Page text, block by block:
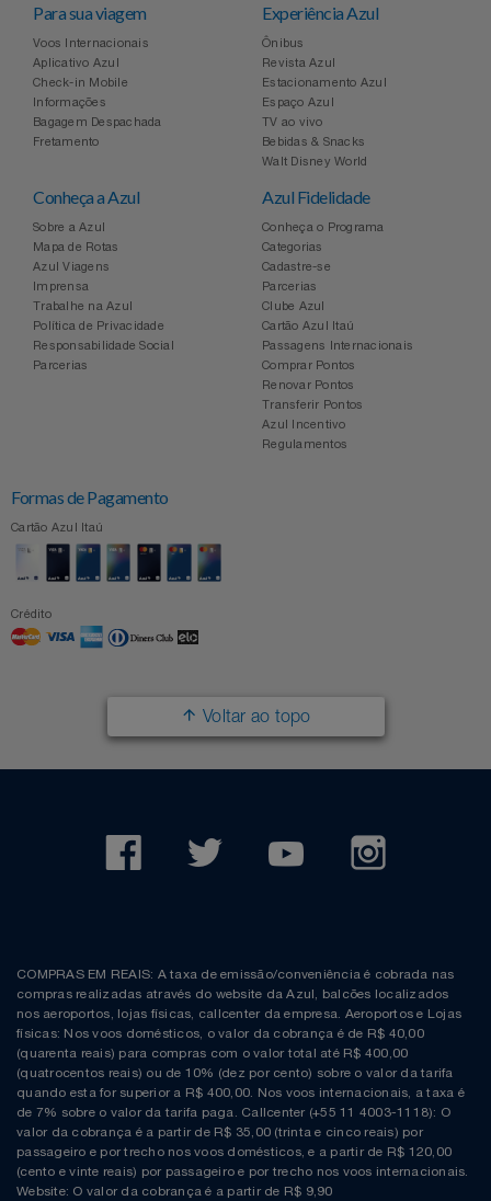
Para sua viagem
Voos Internacionais
Aplicativo Azul
Check-in Mobile
Informações
Bagagem Despachada
Fretamento
Experiência Azul
Ônibus
Revista Azul
Estacionamento Azul
Espaço Azul
TV ao vivo
Bebidas & Snacks
Walt Disney World
Conheça a Azul
Sobre a Azul
Mapa de Rotas
Azul Viagens
Imprensa
Trabalhe na Azul
Política de Privacidade
Responsabilidade Social
Parcerias
Azul Fidelidade
Conheça o Programa
Categorias
Cadastre-se
Parcerias
Clube Azul
Cartão Azul Itaú
Passagens Internacionais
Comprar Pontos
Renovar Pontos
Transferir Pontos
Azul Incentivo
Regulamentos
Formas de Pagamento
Cartão Azul Itaú
Crédito
Voltar ao topo
COMPRAS EM REAIS: A taxa de emissão/conveniência é cobrada nas
compras realizadas através do website da Azul, balcões localizados
nos aeroportos, lojas físicas, callcenter da empresa. Aeroportos e Lojas
físicas: Nos voos domésticos, o valor da cobrança é de R$ 40,00
(quarenta reais) para compras com o valor total até R$ 400,00
(quatrocentos reais) ou de 10% (dez por cento) sobre o valor da tarifa
quando esta for superior a R$ 400,00. Nos voos internacionais, a taxa é
de 7% sobre o valor da tarifa paga. Callcenter (+55 11 4003-1118): O
valor da cobrança é a partir de R$ 35,00 (trinta e cinco reais) por
passageiro e por trecho nos voos domésticos, e a partir de R$ 120,00
(cento e vinte reais) por passageiro e por trecho nos voos internacionais.
Website: O valor da cobrança é a partir de R$ 9,90